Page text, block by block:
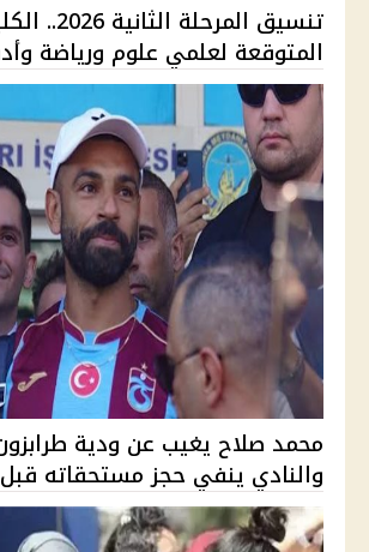
تنسيق المرحلة
المتوقعة لعلمي علوم ورياضة
محمد صلاح يغيب عن ودية
والنادي ينفي حجز مستحقاته